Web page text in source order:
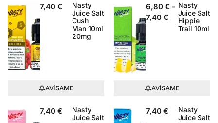
7,40 €
Nasty
Juice Salt
Cush
Man 10ml
20mg
AVÍSAME
6,80 € -
7,40 €
Nasty
Juice Salt
Hippie
Trail 10ml
AVÍSAME
7,40 €
Nasty
Juice Salt
7,40 €
Nasty
Juice Salt